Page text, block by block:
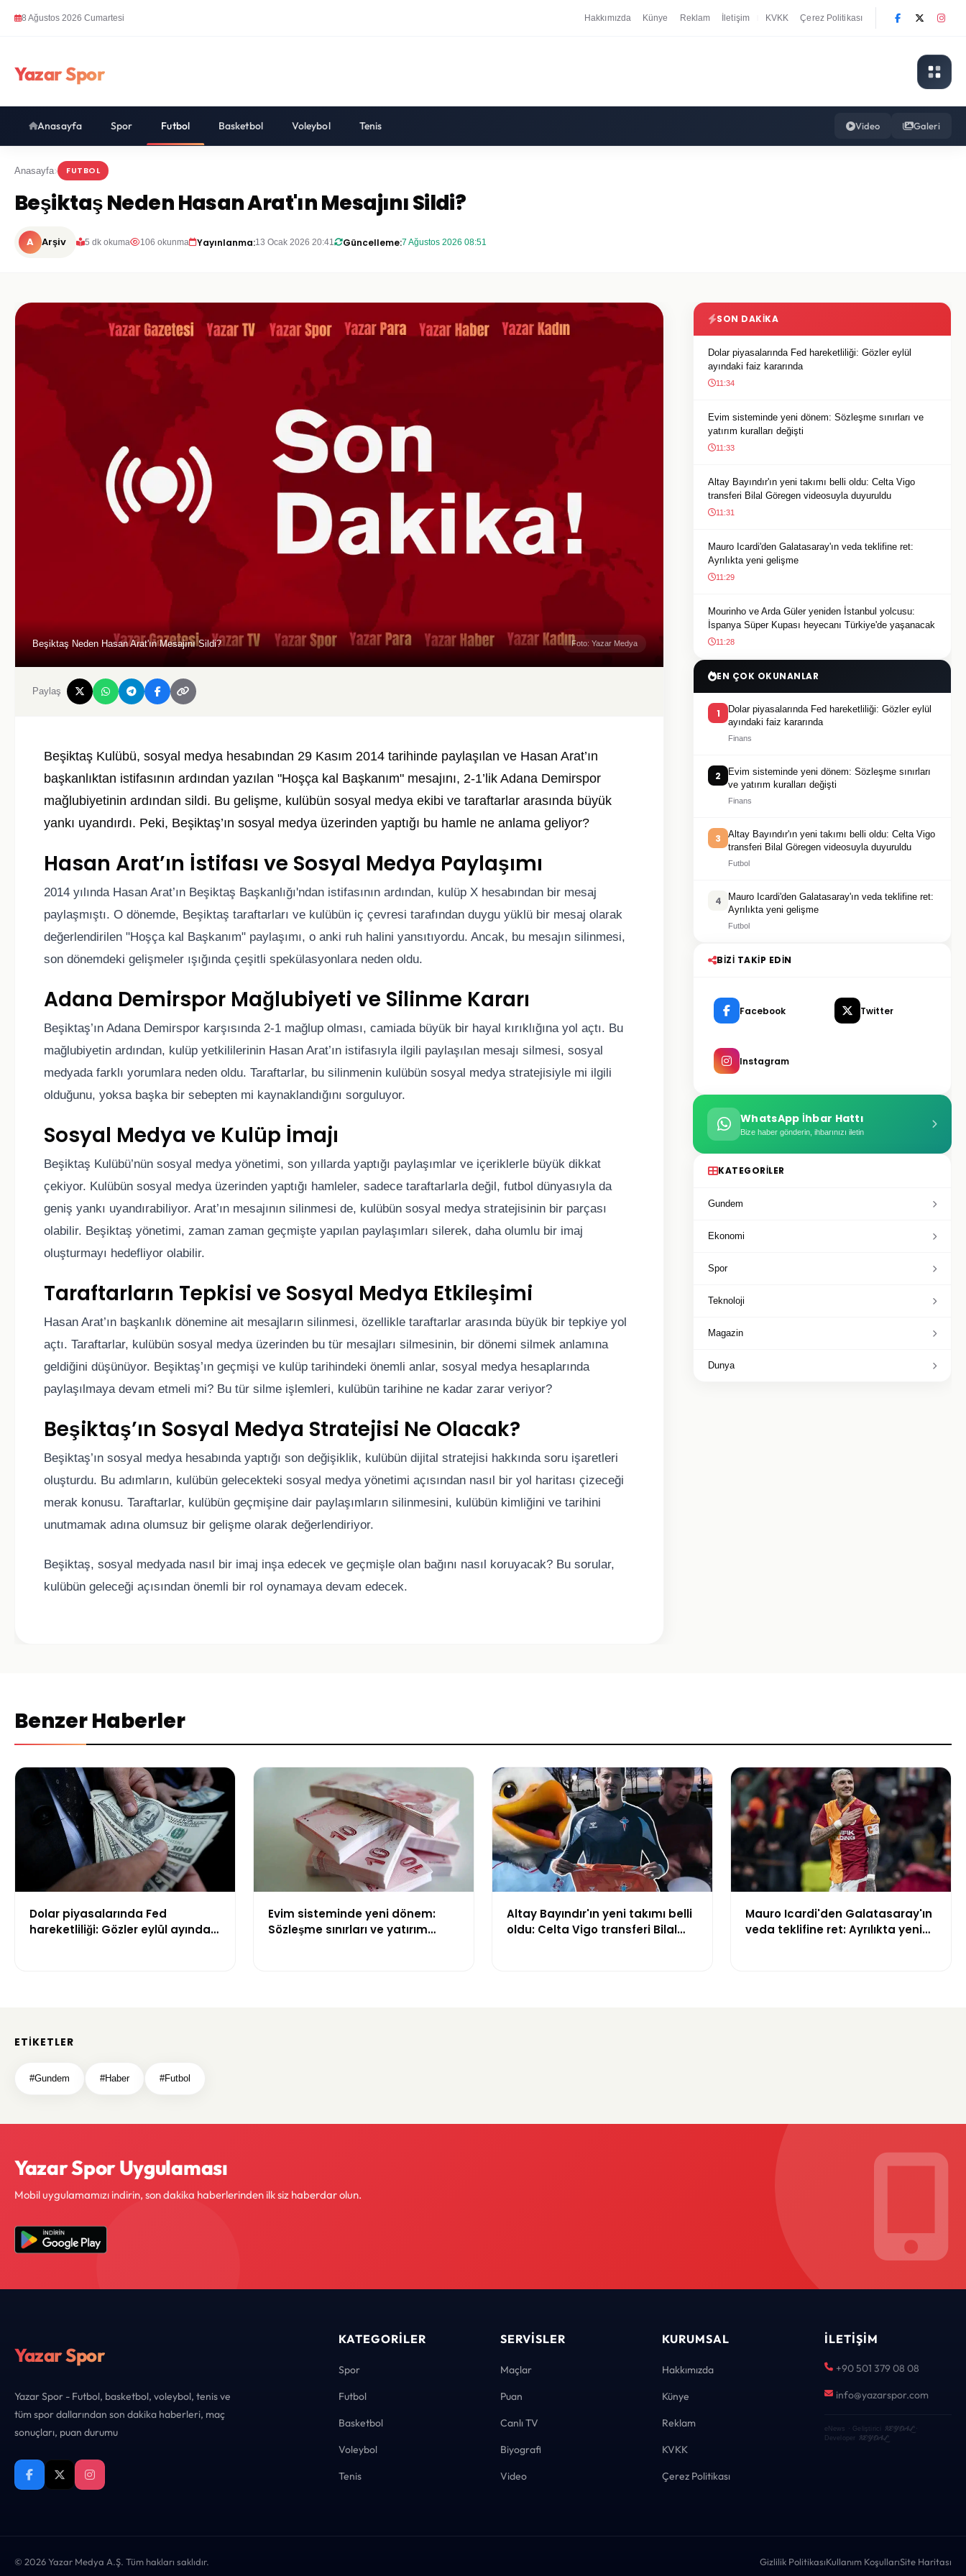
8 Ağustos 2026 Cumartesi Hakkımızda Künye Reklam İletişim KVKK Çerez Politikası
Yazar Spor
Anasayfa Spor Futbol Basketbol Voleybol Tenis Video Galeri
Anasayfa FUTBOL
Beşiktaş Neden Hasan Arat'ın Mesajını Sildi?
A Arşiv 5 dk okuma 106 okunma Yayınlanma:13 Ocak 2026 20:41 Güncelleme:7 Ağustos 2026 08:51
Beşiktaş Neden Hasan Arat'ın Mesajını Sildi? Foto: Yazar Medya
Paylaş
Beşiktaş Kulübü, sosyal medya hesabından 29 Kasım 2014 tarihinde paylaşılan ve Hasan Arat’ın
başkanlıktan istifasının ardından yazılan "Hoşça kal Başkanım" mesajını, 2-1’lik Adana Demirspor
mağlubiyetinin ardından sildi. Bu gelişme, kulübün sosyal medya ekibi ve taraftarlar arasında büyük
yankı uyandırdı. Peki, Beşiktaş’ın sosyal medya üzerinden yaptığı bu hamle ne anlama geliyor?
Hasan Arat’ın İstifası ve Sosyal Medya Paylaşımı
2014 yılında Hasan Arat’ın Beşiktaş Başkanlığı'ndan istifasının ardından, kulüp X hesabından bir mesaj
paylaşmıştı. O dönemde, Beşiktaş taraftarları ve kulübün iç çevresi tarafından duygu yüklü bir mesaj olarak
değerlendirilen "Hoşça kal Başkanım" paylaşımı, o anki ruh halini yansıtıyordu. Ancak, bu mesajın silinmesi,
son dönemdeki gelişmeler ışığında çeşitli spekülasyonlara neden oldu.
Adana Demirspor Mağlubiyeti ve Silinme Kararı
Beşiktaş’ın Adana Demirspor karşısında 2-1 mağlup olması, camiada büyük bir hayal kırıklığına yol açtı. Bu
mağlubiyetin ardından, kulüp yetkililerinin Hasan Arat’ın istifasıyla ilgili paylaşılan mesajı silmesi, sosyal
medyada farklı yorumlara neden oldu. Taraftarlar, bu silinmenin kulübün sosyal medya stratejisiyle mi ilgili
olduğunu, yoksa başka bir sebepten mi kaynaklandığını sorguluyor.
Sosyal Medya ve Kulüp İmajı
Beşiktaş Kulübü’nün sosyal medya yönetimi, son yıllarda yaptığı paylaşımlar ve içeriklerle büyük dikkat
çekiyor. Kulübün sosyal medya üzerinden yaptığı hamleler, sadece taraftarlarla değil, futbol dünyasıyla da
geniş yankı uyandırabiliyor. Arat’ın mesajının silinmesi de, kulübün sosyal medya stratejisinin bir parçası
olabilir. Beşiktaş yönetimi, zaman zaman geçmişte yapılan paylaşımları silerek, daha olumlu bir imaj
oluşturmayı hedefliyor olabilir.
Taraftarların Tepkisi ve Sosyal Medya Etkileşimi
Hasan Arat’ın başkanlık dönemine ait mesajların silinmesi, özellikle taraftarlar arasında büyük bir tepkiye yol
açtı. Taraftarlar, kulübün sosyal medya üzerinden bu tür mesajları silmesinin, bir dönemi silmek anlamına
geldiğini düşünüyor. Beşiktaş’ın geçmişi ve kulüp tarihindeki önemli anlar, sosyal medya hesaplarında
paylaşılmaya devam etmeli mi? Bu tür silme işlemleri, kulübün tarihine ne kadar zarar veriyor?
Beşiktaş’ın Sosyal Medya Stratejisi Ne Olacak?
Beşiktaş’ın sosyal medya hesabında yaptığı son değişiklik, kulübün dijital stratejisi hakkında soru işaretleri
oluşturdu. Bu adımların, kulübün gelecekteki sosyal medya yönetimi açısından nasıl bir yol haritası çizeceği
merak konusu. Taraftarlar, kulübün geçmişine dair paylaşımların silinmesini, kulübün kimliğini ve tarihini
unutmamak adına olumsuz bir gelişme olarak değerlendiriyor.
Beşiktaş, sosyal medyada nasıl bir imaj inşa edecek ve geçmişle olan bağını nasıl koruyacak? Bu sorular,
kulübün geleceği açısından önemli bir rol oynamaya devam edecek.
SON DAKIKA
Dolar piyasalarında Fed hareketliliği: Gözler eylül
ayındaki faiz kararında
11:34
Evim sisteminde yeni dönem: Sözleşme sınırları ve
yatırım kuralları değişti
11:33
Altay Bayındır'ın yeni takımı belli oldu: Celta Vigo
transferi Bilal Göregen videosuyla duyuruldu
11:31
Mauro Icardi'den Galatasaray'ın veda teklifine ret:
Ayrılıkta yeni gelişme
11:29
Mourinho ve Arda Güler yeniden İstanbul yolcusu:
İspanya Süper Kupası heyecanı Türkiye'de yaşanacak
11:28
EN ÇOK OKUNANLAR
1
Dolar piyasalarında Fed hareketliliği: Gözler eylül
ayındaki faiz kararında
Finans
2
Evim sisteminde yeni dönem: Sözleşme sınırları
ve yatırım kuralları değişti
Finans
3
Altay Bayındır'ın yeni takımı belli oldu: Celta Vigo
transferi Bilal Göregen videosuyla duyuruldu
Futbol
4
Mauro Icardi'den Galatasaray'ın veda teklifine ret:
Ayrılıkta yeni gelişme
Futbol
BIZI TAKIP EDIN
Facebook Twitter
Instagram
WhatsApp İhbar Hattı
Bize haber gönderin, ihbarınızı iletin
KATEGORILER
Gundem
Ekonomi
Spor
Teknoloji
Magazin
Dunya
Benzer Haberler
Dolar piyasalarında Fed
hareketliliği: Gözler eylül ayındaki
Evim sisteminde yeni dönem:
Sözleşme sınırları ve yatırım
Altay Bayındır'ın yeni takımı belli
oldu: Celta Vigo transferi Bilal
Mauro Icardi'den Galatasaray'ın
veda teklifine ret: Ayrılıkta yeni
ETIKETLER
#Gundem #Haber #Futbol
Yazar Spor Uygulaması
Mobil uygulamamızı indirin, son dakika haberlerinden ilk siz haberdar olun.
Yazar Spor
Yazar Spor - Futbol, basketbol, voleybol, tenis ve
tüm spor dallarından son dakika haberleri, maç
sonuçları, puan durumu
KATEGORILER
Spor
Futbol
Basketbol
Voleybol
Tenis
SERVISLER
Maçlar
Puan
Canlı TV
Biyografi
Video
KURUMSAL
Hakkımızda
Künye
Reklam
KVKK
Çerez Politikası
İLETIŞIM
+90 501 379 08 08
info@yazarspor.com
eNews · Geliştirici KEYDAL·
Developer
KEYDAL
© 2026 Yazar Medya A.Ş. Tüm hakları saklıdır. Gizlilik PolitikasıKullanım KoşullarıSite Haritası